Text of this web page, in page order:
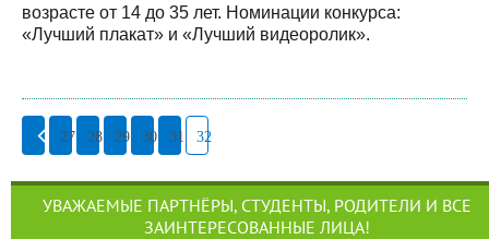
возрасте от 14 до 35 лет. Номинации конкурса:
«Лучший плакат» и «Лучший видеоролик».
27 28 29 30 31 32
УВАЖАЕМЫЕ ПАРТНЁРЫ, СТУДЕНТЫ, РОДИТЕЛИ И ВСЕ
ЗАИНТЕРЕСОВАННЫЕ ЛИЦА!